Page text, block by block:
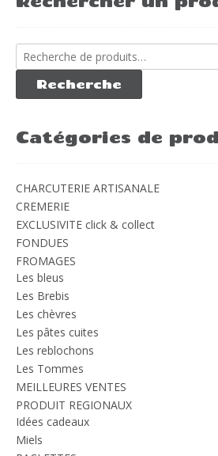
Recherche
pour :
Recherche
Catégories de
CHARCUTERIE ARTISANALE
CREMERIE
EXCLUSIVITE click & collect
FONDUES
FROMAGES
Les bleus
Les Brebis
Les chèvres
Les pâtes cuites
Les reblochons
Les Tommes
MEILLEURES VENTES
PRODUIT REGIONAUX
Idées cadeaux
Miels